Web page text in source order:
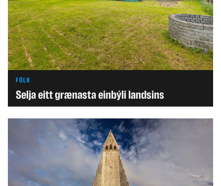
FÓLK
Selja eitt grænasta einbýli landsins